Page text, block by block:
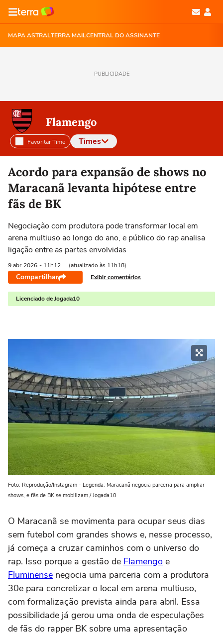
MAPA ASTRALTERRA MAILCENTRAL DO ASSINANTE
PUBLICIDADE
Flamengo
Favoritar Time Times
Selecione o time para ver as notícias
Acordo para expansão de shows no
Maracanã levanta hipótese entre
fãs de BK
Negociação com produtora pode transformar local em
arena multiuso ao longo do ano, e público do rap analisa
ligação entre as partes envolvidas
9 abr 2026 - 11h12 (atualizado às 11h18)
Compartilhar Exibir comentários
Licenciado de Jogada10
Foto: Reprodução/Instagram - Legenda: Maracanã negocia parceria para ampliar
shows, e fãs de BK se mobilizam / Jogada10
O Maracanã se movimenta para ocupar seus dias
sem futebol com grandes shows e, nesse processo,
já começa a cruzar caminhos com o universo do
rap. Isso porque a gestão de Flamengo e
Fluminense negocia uma parceria com a produtora
30e para concretizar o local em arena multiuso,
com formalização prevista ainda para abril. Essa
possibilidade já gerou uma onda de especulações
de fãs do rapper BK sobre uma apresentação